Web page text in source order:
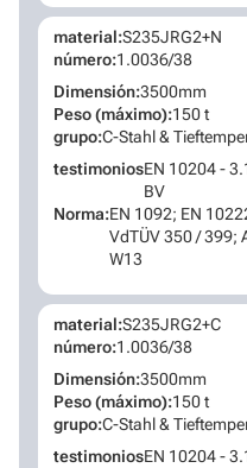
material:S235JRG2+N
número:1.0036/38
Dimensión:3500mm
Peso (máximo):150 t
grupo:C-Stahl &
testimoniosEN 10204 -
BV
Norma:EN 1092; EN
VdTÜV 350 / 399;
W13
material:S235JRG2+C
número:1.0036/38
Dimensión:3500mm
Peso (máximo):150 t
grupo:C-Stahl &
testimoniosEN 10204 -